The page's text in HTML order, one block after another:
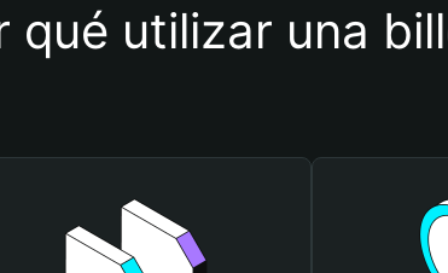
qué utilizar una